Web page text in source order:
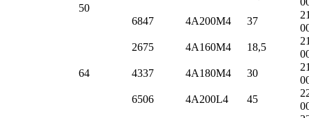
50
6847
4А200M4 37
64
2675 4А160M4 18,5
4337
4А180M4 30
6506
4А200L4 45